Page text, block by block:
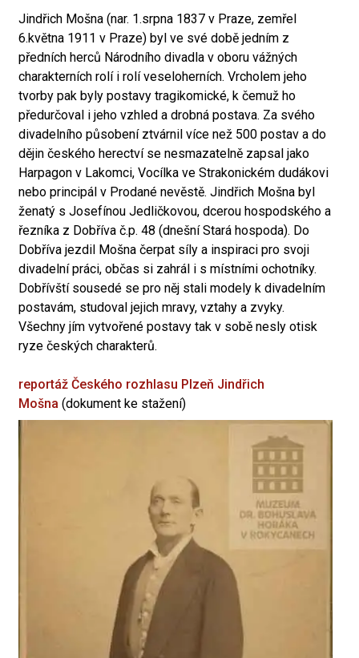
Jindřich Mošna (nar. 1.srpna 1837 v Praze, zemřel
6.května 1911 v Praze) byl ve své době jedním z
předních herců Národního divadla v oboru vážných
charakterních rolí i rolí veseloherních. Vrcholem jeho
tvorby pak byly postavy tragikomické, k čemuž ho
předurčoval i jeho vzhled a drobná postava. Za svého
divadelního působení ztvárnil více než 500 postav a do
dějin českého herectví se nesmazatelně zapsal jako
Harpagon v Lakomci, Vocílka ve Strakonickém dudákovi
nebo principál v Prodané nevěstě. Jindřich Mošna byl
ženatý s Josefínou Jedličkovou, dcerou hospodského a
řezníka z Dobříva č.p. 48 (dnešní Stará hospoda). Do
Dobříva jezdil Mošna čerpat síly a inspiraci pro svoji
divadelní práci, občas si zahrál i s místními ochotníky.
Dobřívští sousedé se pro něj stali modely k divadelním
postavám, studoval jejich mravy, vztahy a zvyky.
Všechny jím vytvořené postavy tak v sobě nesly otisk
ryze českých charakterů.
reportáž Českého rozhlasu Plzeň Jindřich
Mošna (dokument ke stažení)